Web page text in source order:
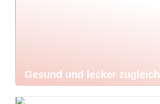
Gesund und lecker zugleich